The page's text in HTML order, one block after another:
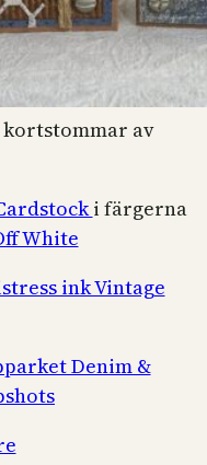
av
i färgerna
White
ink Vintage
Denim &